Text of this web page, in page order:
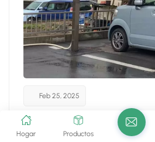
Feb 25, 2025
Revolución de la energía renovable:
coches solares Park Smarter,
las ventajas de las coches solares A
sostenibilidad toma el centro del
vidas, cochera solar se están
innovadora para la generación de
Hogar Productos